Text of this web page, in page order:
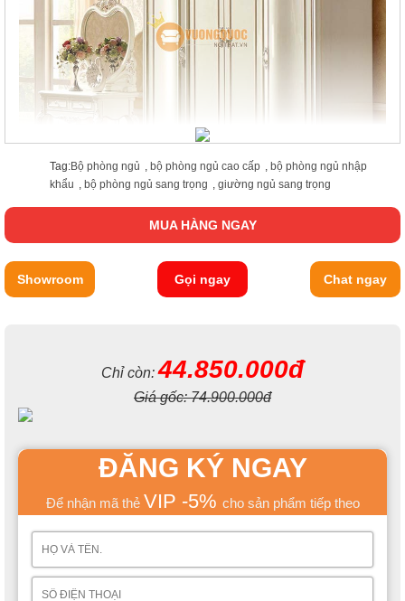
Tag:Bộ phòng ngủ bộ phòng ngủ cao cấp
bộ phòng ngủ nhập
khẩu
bộ phòng ngủ sang trọng giường ngủ sang trọng
MUA HÀNG NGAY
Showroom Gọi ngay Chat ngay
Chỉ còn:44.850.000đ
Giá gốc:74.900.000đ
ĐĂNG KÝ NGAY
Để nhận mã thẻ VIP -5% cho sản phẩm tiếp theo